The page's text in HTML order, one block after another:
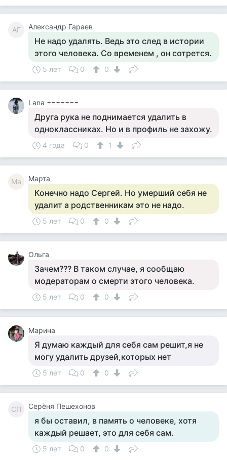
АГ Александр Гараев
Не надо удалять. Ведь это след в истории
этого человека. Со временем , он сотрется.
5 лет 0 0
Lana =======
Друга рука не поднимается удалить в
одноклассниках. Но и в профиль не захожу.
4 года 0 1
Ма Марта
Конечно надо Сергей. Но умерший себя не
удалит а родственникам это не надо.
5 лет 0 0
Ольга
Зачем??? В таком случае, я сообщаю
модераторам о смерти этого человека.
5 лет 0 0
Марина
Я думаю каждый для себя сам решит,я не
могу удалить друзей,которых нет
5 лет 0 0
СП Серёня Пешехонов
я бы оставил, в память о человеке, хотя
каждый решает, это для себя сам.
5 лет 0 0